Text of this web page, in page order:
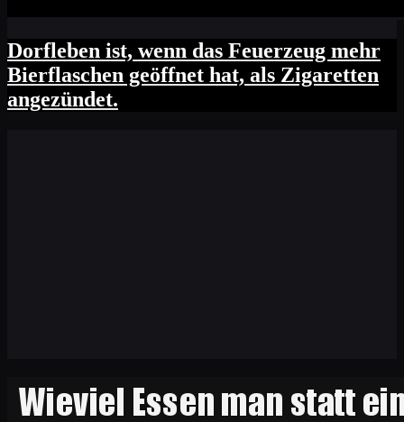
Dorfleben ist, wenn das Feuerzeug mehr
Bierflaschen geöffnet hat, als Zigaretten
angezündet.